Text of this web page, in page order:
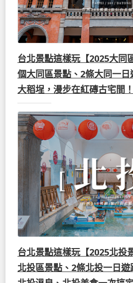
台北景點這樣玩【2025大同
個大同區景點、2條大同一日
大稻埕，漫步在紅磚古宅間！
台北景點這樣玩【2025北投
北投區景點、2條北投一日遊